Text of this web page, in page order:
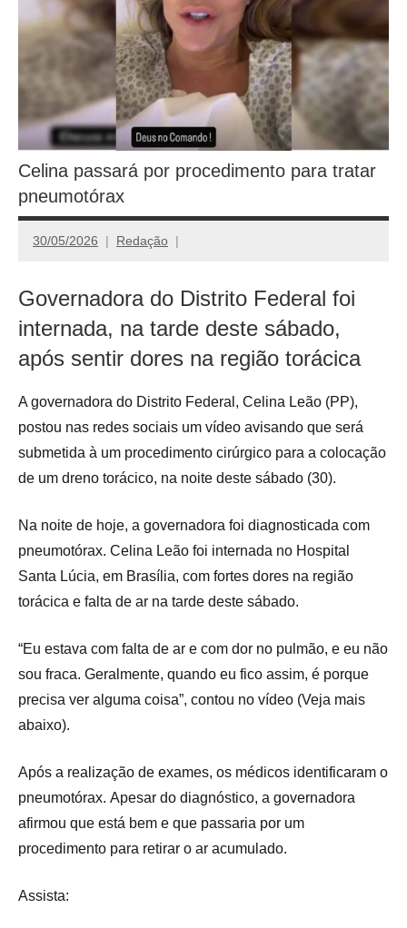
Celina passará por procedimento para tratar
pneumotórax
30/05/2026 Redação
Governadora do Distrito Federal foi
internada, na tarde deste sábado,
após sentir dores na região torácica
A governadora do Distrito Federal, Celina Leão (PP),
postou nas redes sociais um vídeo avisando que será
submetida à um procedimento cirúrgico para a colocação
de um dreno torácico, na noite deste sábado (30).
Na noite de hoje, a governadora foi diagnosticada com
pneumotórax. Celina Leão foi internada no Hospital
Santa Lúcia, em Brasília, com fortes dores na região
torácica e falta de ar na tarde deste sábado.
“Eu estava com falta de ar e com dor no pulmão, e eu não
sou fraca. Geralmente, quando eu fico assim, é porque
precisa ver alguma coisa”, contou no vídeo (Veja mais
abaixo).
Após a realização de exames, os médicos identificaram o
pneumotórax. Apesar do diagnóstico, a governadora
afirmou que está bem e que passaria por um
procedimento para retirar o ar acumulado.
Assista: